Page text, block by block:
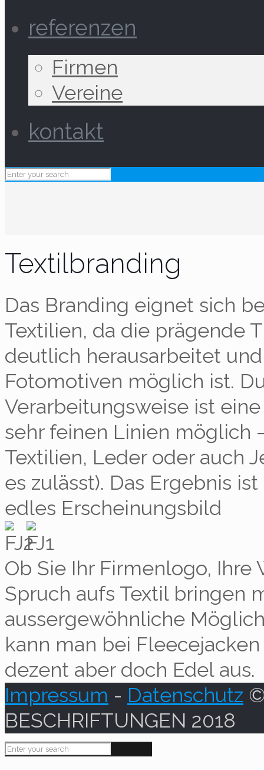
referenzen
Firmen
Vereine
kontakt
Textilbranding
Das Branding eignet sich
Textilien, da die prägende
deutlich herausarbeitet
Fotomotiven möglich ist.
Verarbeitungsweise ist
sehr feinen Linien möglich
Textilien, Leder oder auch
es zulässt). Das Ergebnis
edles Erscheinungsbild
Ob Sie Ihr Firmenlogo,
Spruch aufs Textil bringen
aussergewöhnliche
kann man bei
dezent aber doch Edel aus.
Impressum - Datenschutz
BESCHRIFTUNGEN 2018